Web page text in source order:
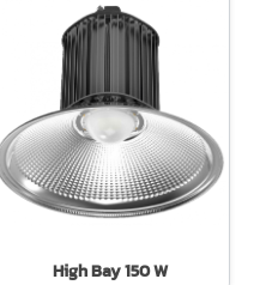
High Bay 150 W